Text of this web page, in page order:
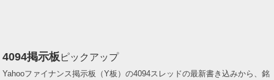
4094掲示板 ピックアップ
Yahooファイナンス掲示板（Y板）の4094スレッドの最新書き込みから、銘